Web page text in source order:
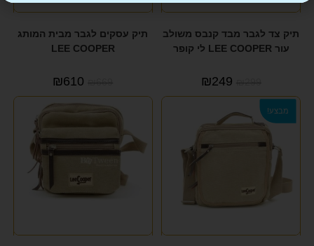
תיק צד לגבר מבד קנבס משולב
עור LEE COOPER לי קופר
₪299
₪249
תיק עסקים לגבר מבית המותג
LEE COOPER
₪669
₪610
מבצע!